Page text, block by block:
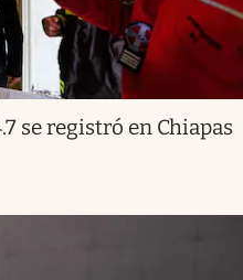
se registró en Chiapas